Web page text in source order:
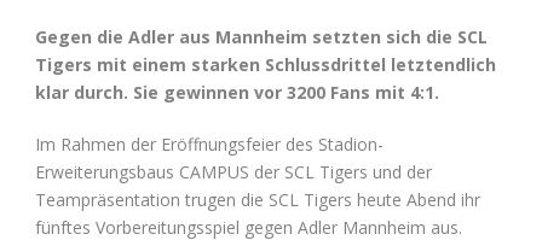
Gegen die Adler aus Mannheim setzten sich die SCL
Tigers mit einem starken Schlussdrittel letztendlich
klar durch. Sie gewinnen vor 3200 Fans mit 4:1.
Im Rahmen der Eröffnungsfeier des Stadion-
Erweiterungsbaus CAMPUS der SCL Tigers und der
Teampräsentation trugen die SCL Tigers heute Abend ihr
fünftes Vorbereitungsspiel gegen Adler Mannheim aus.